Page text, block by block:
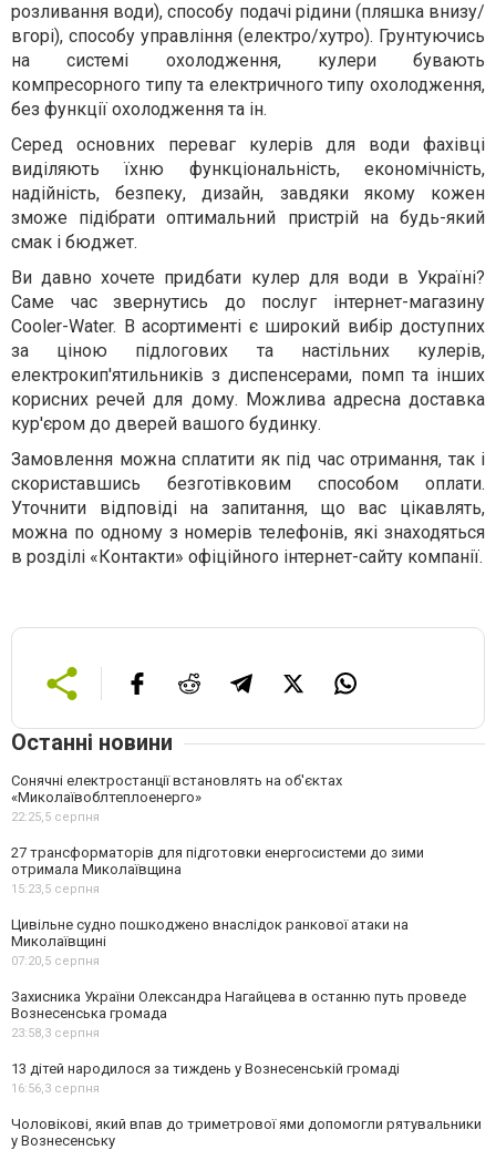
розливання води), способу подачі рідини (пляшка внизу/
вгорі), способу управління (електро/хутро). Грунтуючись
на системі охолодження, кулери бувають
компресорного типу та електричного типу охолодження,
без функції охолодження та ін.
Серед основних переваг кулерів для води фахівці
виділяють їхню функціональність, економічність,
надійність, безпеку, дизайн, завдяки якому кожен
зможе підібрати оптимальний пристрій на будь-який
смак і бюджет.
Ви давно хочете придбати кулер для води в Україні?
Саме час звернутись до послуг інтернет-магазину
Cooler-Water. В асортименті є широкий вибір доступних
за ціною підлогових та настільних кулерів,
електрокип'ятильників з диспенсерами, помп та інших
корисних речей для дому. Можлива адресна доставка
кур'єром до дверей вашого будинку.
Замовлення можна сплатити як під час отримання, так і
скориставшись безготівковим способом оплати.
Уточнити відповіді на запитання, що вас цікавлять,
можна по одному з номерів телефонів, які знаходяться
в розділі «Контакти» офіційного інтернет-сайту компанії.
Останні новини
Сонячні електростанції встановлять на об'єктах
«Миколаївоблтеплоенерго»
22:25,5 серпня
27 трансформаторів для підготовки енергосистеми до зими
отримала Миколаївщина
15:23,5 серпня
Цивільне судно пошкоджено внаслідок ранкової атаки на
Миколаївщині
07:20,5 серпня
Захисника України Олександра Нагайцева в останню путь проведе
Вознесенська громада
23:58,3 серпня
13 дітей народилося за тиждень у Вознесенській громаді
16:56,3 серпня
Чоловікові, який впав до триметрової ями допомогли рятувальники
у Вознесенську